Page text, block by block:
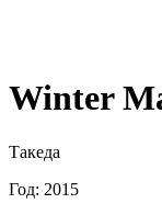
Winter
Такеда
Год: 2015